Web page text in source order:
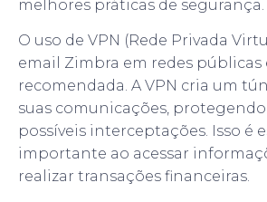
melhores práticas de segurança.
O uso de VPN (Rede Privada
email Zimbra em redes públicas
recomendada. A VPN cria um
suas comunicações, protegendo
possíveis interceptações. Isso é
importante ao acessar
realizar transações financeiras.